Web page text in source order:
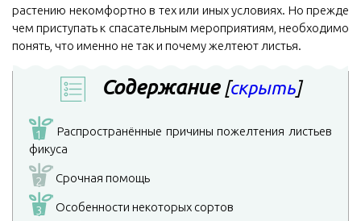
растению некомфортно в тех или иных условиях. Но прежде
чем приступать к спасательным мероприятиям, необходимо
понять, что именно не так и почему желтеют листья.
Содержание [скрыть]
1
Распространённые причины пожелтения листьев
фикуса
2 Срочная помощь
3
Особенности некоторых сортов